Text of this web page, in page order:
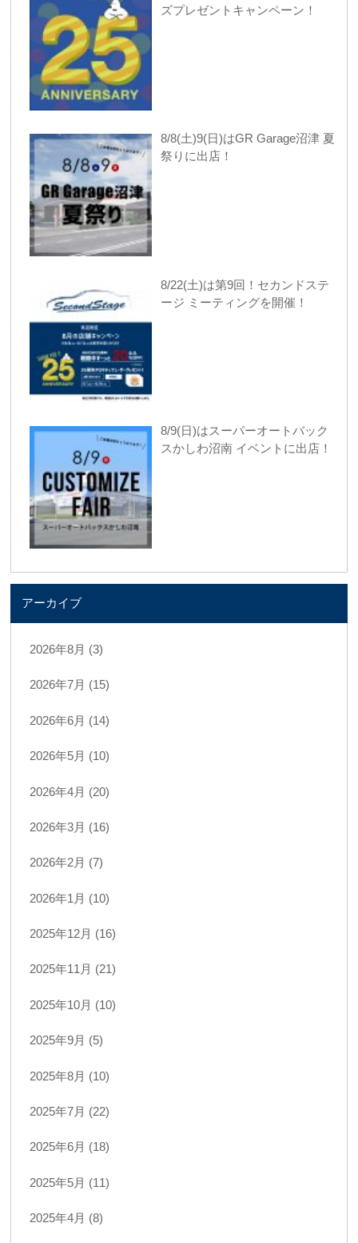
ズプレゼントキャンペーン！
8/8(土)9(日)はGR Garage沼津 夏
祭りに出店！
8/22(土)は第9回！セカンドステ
ージ ミーティングを開催！
8/9(日)はスーパーオートバック
スかしわ沼南 イベントに出店！
アーカイブ
2026年8月 (3)
2026年7月 (15)
2026年6月 (14)
2026年5月 (10)
2026年4月 (20)
2026年3月 (16)
2026年2月 (7)
2026年1月 (10)
2025年12月 (16)
2025年11月 (21)
2025年10月 (10)
2025年9月 (5)
2025年8月 (10)
2025年7月 (22)
2025年6月 (18)
2025年5月 (11)
2025年4月 (8)